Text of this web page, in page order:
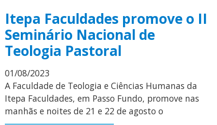
Itepa Faculdades promove o II
Seminário Nacional de
Teologia Pastoral
01/08/2023
A Faculdade de Teologia e Ciências Humanas da
Itepa Faculdades, em Passo Fundo, promove nas
manhãs e noites de 21 e 22 de agosto o